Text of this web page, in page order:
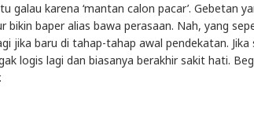
galau karena ‘mantan calon pacar’. Gebetan
bikin baper alias bawa perasaan. Nah, yang
jika baru di tahap-tahap awal pendekatan.
logis lagi dan biasanya berakhir sakit hati.